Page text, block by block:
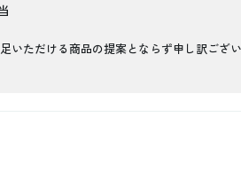
いただける商品の提案とならず申し訳ご